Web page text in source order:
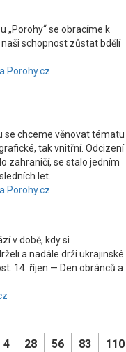
„Porohy“ se obracíme k
schopnost zůstat bdělí
Porohy.cz
se chceme věnovat tématu
tak vnitřní. Odcizení
zahraničí, se stalo jedním
let.
Porohy.cz
v době, kdy si
a nadále drží ukrajinské
14. říjen — Den obránců a
4 28 56 83 110